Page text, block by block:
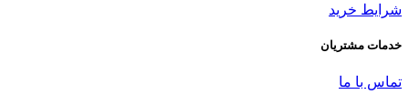
شرایط خرید
خدمات مشتریان
تماس با ما